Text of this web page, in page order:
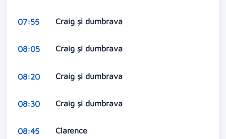
07:55 Craig și dumbrava
08:05 Craig și dumbrava
08:20 Craig și dumbrava
08:30 Craig și dumbrava
08:45 Clarence